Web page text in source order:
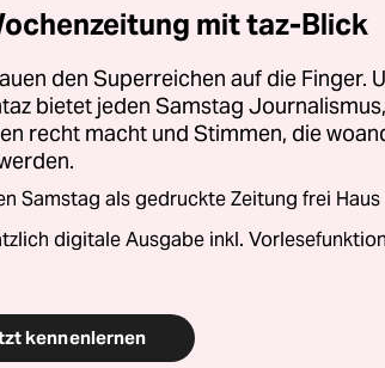
mit taz-Blick
den Superreichen auf die Finger.
bietet jeden Samstag
recht macht und Stimmen, die
Samstag als gedruckte Zeitung frei Haus
digitale Ausgabe inkl. Vorlesefunktion
kennenlernen